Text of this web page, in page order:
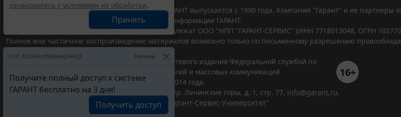
ознакомьтесь с условиями их обработки.
Принять
Erid: 4CQwVszH9pWwojUA9Q3 Реклама
Получите полный доступ к системе
ГАРАНТ бесплатно на 3 дня!
Получить доступ
© ООО "НПП "ГАРАНТ-СЕРВИС", 2026. Система ГАРАНТ выпускается с 1990 года. Компания "Гарант" и ее партнеры
участниками Российской ассоциации правовой информации ГАРАНТ.
Все права на материалы сайта ГАРАНТ.РУ принадлежат ООО "НПП "ГАРАНТ-СЕРВИС" (ИНН 7718013048, ОГРН
Полное или частичное воспроизведение материалов возможно только по письменному разрешению
Портал ГАРАНТ.РУ зарегистрирован в качестве сетевого издания Федеральной службой по
надзору в сфере связи,информационных технологий и массовых коммуникаций
(Роскомнадзором), Эл № ФС77-58365 от 18 июня 2014 года.
16+
ООО "НПП "ГАРАНТ-СЕРВИС", 119234, г. Москва, тер. Ленинские горы, д. 1, стр. 77, info@garant.ru.
Разработчик ЭПС Система ГАРАНТ – ООО "НПП "
Гарант-Сервис-Университет"